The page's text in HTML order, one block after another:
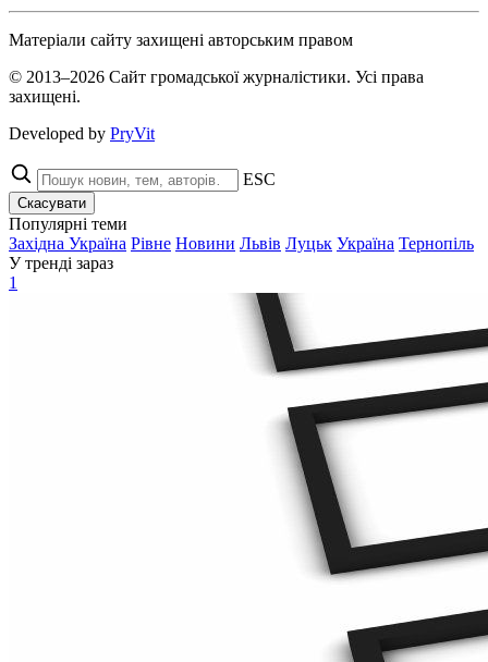
Матеріали сайту захищені авторським правом
© 2013–2026 Сайт громадської журналістики. Усі права
захищені.
Developed by PryVit
ESC
Скасувати
Популярні теми
Західна Україна Рівне Новини Львів Луцьк Україна Тернопіль
У тренді зараз
1